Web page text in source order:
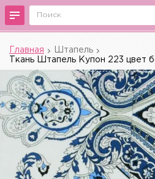
Главная
Штапель
Ткань Штапель Купон 223 цвет